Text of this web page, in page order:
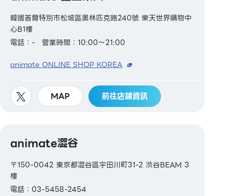
韓國首爾特別市松坡區奧林匹克路240號 樂天世界購物中
心B1樓
電話：-
營業時間：10:00～21:00
animate ONLINE SHOP KOREA
MAP 前往店鋪資訊
animate澀谷
〒150-0042 東京都澀谷區宇田川町31-2 渋谷BEAM 3
樓
電話：03-5458-2454